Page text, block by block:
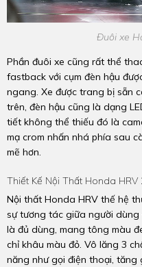
Đuôi xe
Phần đuôi xe cũng rất thể
fastback với cụm đèn hậu
ngang. Xe được trang bị sẵn
trên, đèn hậu cũng là dạng
tiết không thể thiếu đó là
mạ crom nhấn nhá phía sau
mẽ hơn.
Thiết Kế Nội Thất Honda HRV
Nội thất Honda HRV thế hệ
sự tương tác giữa người dùng
là đủ dùng, mang tông màu
chỉ khâu màu đỏ. Vô lăng 3
năng như gọi điện thoại, tăng